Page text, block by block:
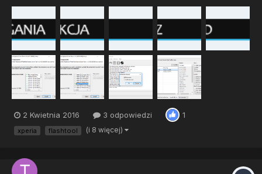
telefon, wgr...
2 Kwietnia 2016 3 odpowiedzi 1
xperia flashtool (i 8 więcej)